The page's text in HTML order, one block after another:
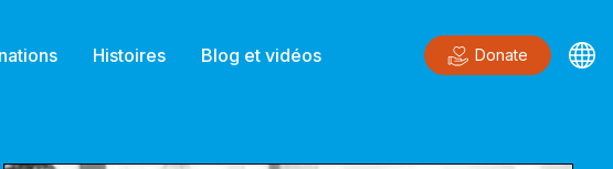
Histoires Blog et vidéos Donate